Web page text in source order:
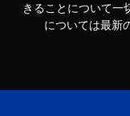
きることについて一
については最新